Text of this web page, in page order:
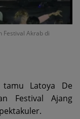
Festival Akrab di
Latoya De
Festival Ajang